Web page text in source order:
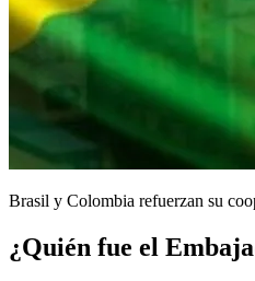
Brasil y Colombia refuerzan su
¿Quién fue el